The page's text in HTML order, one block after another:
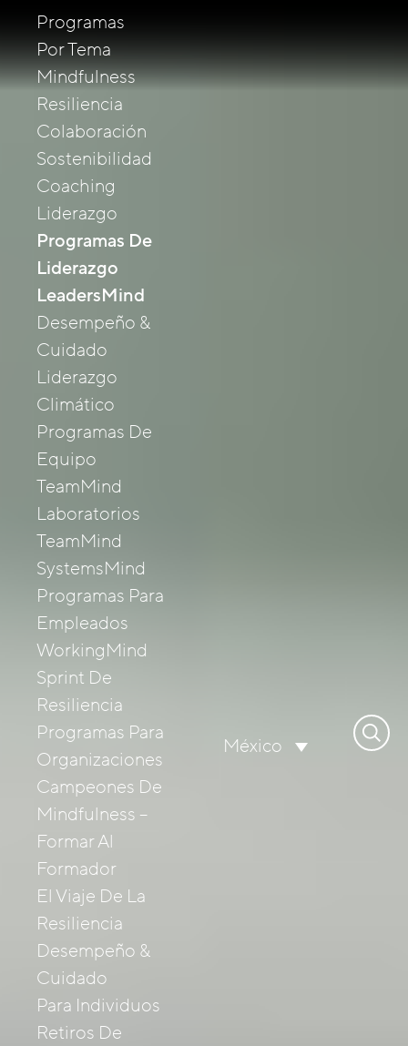
Programas
Por Tema
Mindfulness
Resiliencia
Colaboración
Sostenibilidad
Coaching
Liderazgo
Programas De
Liderazgo
LeadersMind
Desempeño &
Cuidado
Liderazgo
Climático
Programas De
Equipo
TeamMind
Laboratorios
TeamMind
SystemsMind
Programas Para
Empleados
WorkingMind
Sprint De
Resiliencia
Programas Para
Organizaciones
Campeones De
Mindfulness –
Formar Al
Formador
El Viaje De La
Resiliencia
Desempeño &
Cuidado
Para Individuos
Retiros De
México